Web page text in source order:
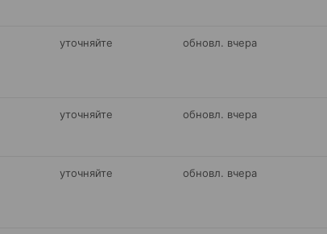
уточняйте обновл. вчера
уточняйте обновл. вчера
уточняйте обновл. вчера